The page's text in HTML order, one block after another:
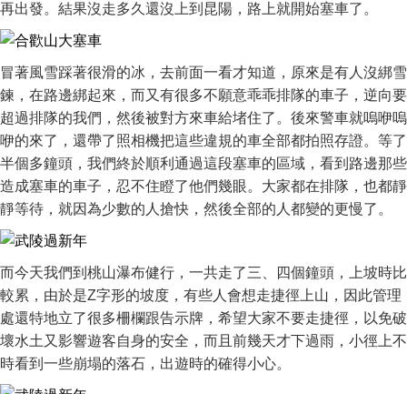
再出發。結果沒走多久還沒上到昆陽，路上就開始塞車了。
冒著風雪踩著很滑的冰，去前面一看才知道，原來是有人沒綁雪
鍊，在路邊綁起來，而又有很多不願意乖乖排隊的車子，逆向要
超過排隊的我們，然後被對方來車給堵住了。後來警車就嗚咿嗚
咿的來了，還帶了照相機把這些違規的車全部都拍照存證。等了
半個多鐘頭，我們終於順利通過這段塞車的區域，看到路邊那些
造成塞車的車子，忍不住瞪了他們幾眼。大家都在排隊，也都靜
靜等待，就因為少數的人搶快，然後全部的人都變的更慢了。
而今天我們到桃山瀑布健行，一共走了三、四個鐘頭，上坡時比
較累，由於是Z字形的坡度，有些人會想走捷徑上山，因此管理
處還特地立了很多柵欄跟告示牌，希望大家不要走捷徑，以免破
壞水土又影響遊客自身的安全，而且前幾天才下過雨，小徑上不
時看到一些崩塌的落石，出遊時的確得小心。